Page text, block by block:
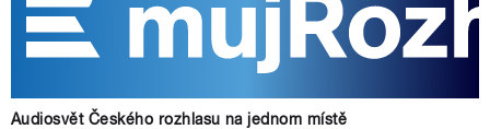
Audiosvět Českého rozhlasu na jednom místě